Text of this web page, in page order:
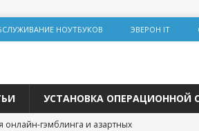
НОУТБУКОВ ЭВЕРОН IT
УСТАНОВКА ОПЕРАЦИОННОЙ
гэмблинга и азартных